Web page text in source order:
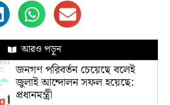
আরও পড়ুন
জনগণ পরিবর্তন চেয়েছে বলেই
জুলাই আন্দোলন সফল হয়েছে:
প্রধানমন্ত্রী